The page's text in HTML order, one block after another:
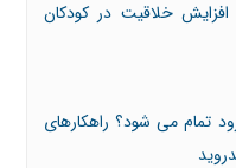
خلاقیت در کودکان
تمام می شود؟ راهکارهای